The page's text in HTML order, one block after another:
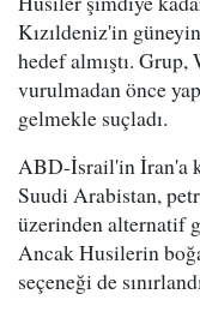
Kızıldeniz'in
hedef almıştı. Grup,
vurulmadan önce
gelmekle suçladı.
ABD-İsrail'in İran'a
Suudi Arabistan,
üzerinden alternatif
Ancak Husilerin
seçeneği de